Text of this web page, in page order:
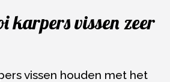
karpers vissen zeer
vissen houden met het